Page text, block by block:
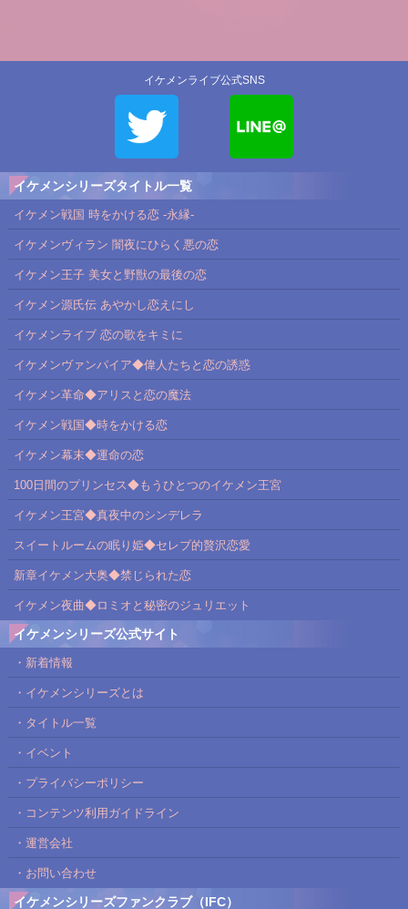
イケメンライブ公式SNS
イケメンシリーズタイトル一覧
イケメン戦国 時をかける恋 -永縁-
イケメンヴィラン 闇夜にひらく悪の恋
イケメン王子 美女と野獣の最後の恋
イケメン源氏伝 あやかし恋えにし
イケメンライブ 恋の歌をキミに
イケメンヴァンパイア◆偉人たちと恋の誘惑
イケメン革命◆アリスと恋の魔法
イケメン戦国◆時をかける恋
イケメン幕末◆運命の恋
100日間のプリンセス◆もうひとつのイケメン王宮
イケメン王宮◆真夜中のシンデレラ
スイートルームの眠り姫◆セレブ的贅沢恋愛
新章イケメン大奥◆禁じられた恋
イケメン夜曲◆ロミオと秘密のジュリエット
イケメンシリーズ公式サイト
・新着情報
・イケメンシリーズとは
・タイトル一覧
・イベント
・プライバシーポリシー
・コンテンツ利用ガイドライン
・運営会社
・お問い合わせ
イケメンシリーズファンクラブ（IFC）